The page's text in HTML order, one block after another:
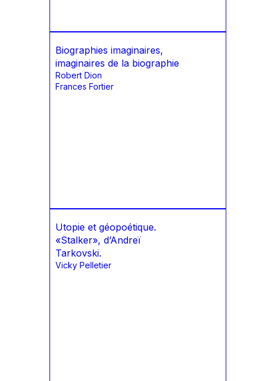
Biographies imaginaires,
imaginaires de la biographie
Robert Dion
Frances Fortier
Utopie et géopoétique.
«Stalker», d’Andreï
Tarkovski.
Vicky Pelletier